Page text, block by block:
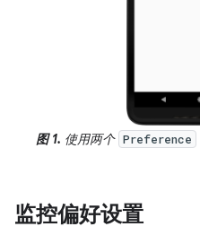
图 1. 使用两个 Preference
监控偏好设置